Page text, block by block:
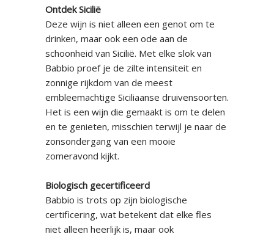
Ontdek Sicilië
Deze wijn is niet alleen een genot om te
drinken, maar ook een ode aan de
schoonheid van Sicilië. Met elke slok van
Babbio proef je de zilte intensiteit en
zonnige rijkdom van de meest
embleemachtige Siciliaanse druivensoorten.
Het is een wijn die gemaakt is om te delen
en te genieten, misschien terwijl je naar de
zonsondergang van een mooie
zomeravond kijkt.
Biologisch gecertificeerd
Babbio is trots op zijn biologische
certificering, wat betekent dat elke fles
niet alleen heerlijk is, maar ook